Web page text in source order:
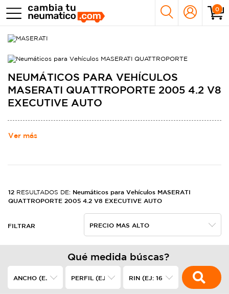
0
NEUMÁTICOS PARA VEHÍCULOS
MASERATI QUATTROPORTE 2005 4.2 V8
EXECUTIVE AUTO
Ver más
12 RESULTADOS DE: Neumáticos para Vehículos MASERATI
QUATTROPORTE 2005 4.2 V8 EXECUTIVE AUTO
FILTRAR
Qué medida búscas?